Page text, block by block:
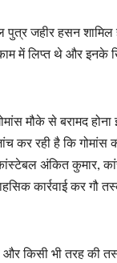
जहीर हसन शामिल
में लिप्त थे और
मौके से बरामद
कर रही है कि गोमांस
अंकित कुमार,
कार्रवाई कर गौ
किसी भी तरह की